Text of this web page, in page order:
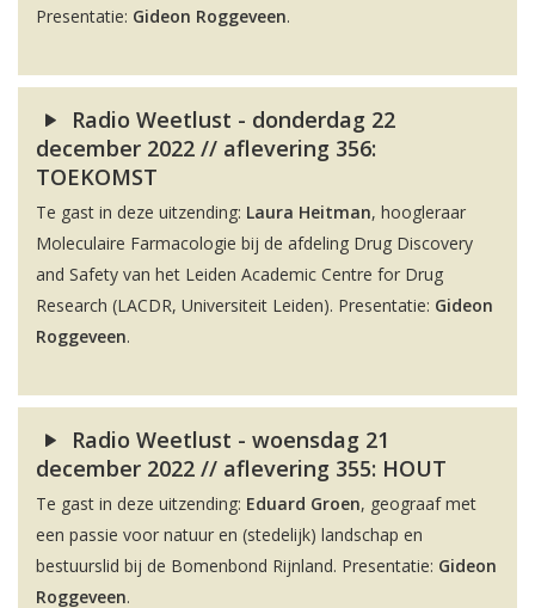
Presentatie: Gideon Roggeveen.
Radio Weetlust - donderdag 22
december 2022 // aflevering 356:
TOEKOMST
Te gast in deze uitzending: Laura Heitman, hoogleraar
Moleculaire Farmacologie bij de afdeling Drug Discovery
and Safety van het Leiden Academic Centre for Drug
Research (LACDR, Universiteit Leiden). Presentatie: Gideon
Roggeveen.
Radio Weetlust - woensdag 21
december 2022 // aflevering 355: HOUT
Te gast in deze uitzending: Eduard Groen, geograaf met
een passie voor natuur en (stedelijk) landschap en
bestuurslid bij de Bomenbond Rijnland. Presentatie: Gideon
Roggeveen.